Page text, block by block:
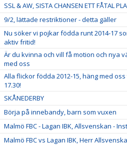
SSL & AW, SISTA CHANSEN ETT FÅTAL
9/2, lättade restriktioner - detta gäller
Nu söker vi pojkar födda runt 2014-17
aktiv fritid!
Är du kvinna och vill få motion och nya
med oss
Alla flickor födda 2012-15, häng med
17.30!
SKÅNEDERBY
Börja på innebandy, barn som vuxen
Malmö FBC - Lagan IBK, Allsvenskan -
Malmö FBC vs Lagan IBK, Herr